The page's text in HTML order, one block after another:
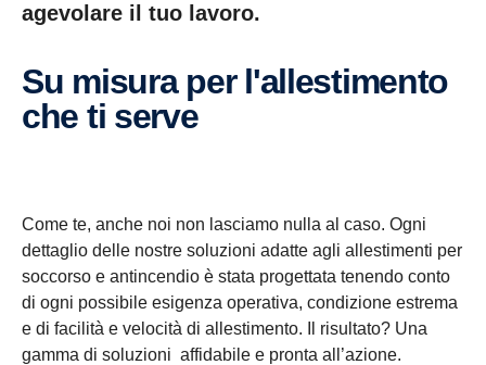
agevolare il tuo lavoro.
Su misura per l'allestimento
che ti serve
Come te, anche noi non lasciamo nulla al caso. Ogni
dettaglio delle nostre soluzioni adatte agli allestimenti per
soccorso e antincendio è stata progettata tenendo conto
di ogni possibile esigenza operativa, condizione estrema
e di facilità e velocità di allestimento. Il risultato? Una
gamma di soluzioni affidabile e pronta all’azione.